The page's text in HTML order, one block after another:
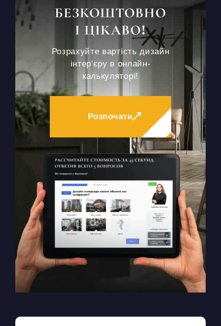
БЕЗКОШТОВНО
І ЦІКАВО!
Розрахуйте вартість дизайн
інтер'єру в онлайн-
калькуляторі!
Розпочати